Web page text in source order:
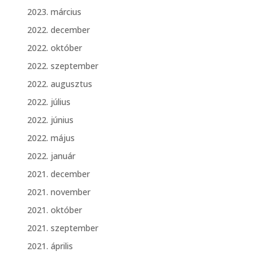
2023. március
2022. december
2022. október
2022. szeptember
2022. augusztus
2022. július
2022. június
2022. május
2022. január
2021. december
2021. november
2021. október
2021. szeptember
2021. április